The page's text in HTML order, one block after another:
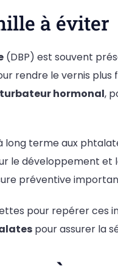
à éviter
(DBP) est souvent
rendre le vernis
hormonal,
long terme aux
le développement et
préventive
pour repérer ces
pour assurer la